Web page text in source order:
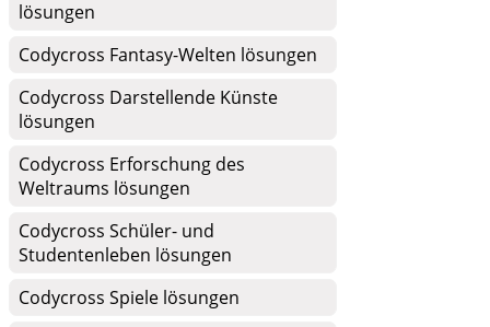
lösungen
Codycross Fantasy-Welten lösungen
Codycross Darstellende Künste
lösungen
Codycross Erforschung des
Weltraums lösungen
Codycross Schüler- und
Studentenleben lösungen
Codycross Spiele lösungen